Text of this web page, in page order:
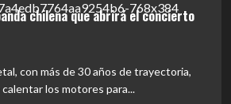
chilena que abrirá el concierto
con más de 30 años de trayectoria,
los motores para...